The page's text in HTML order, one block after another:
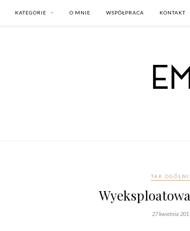
KATEGORIE O MNIE WSPÓŁPRACA KONTAKT
TAK
27 kwietnia